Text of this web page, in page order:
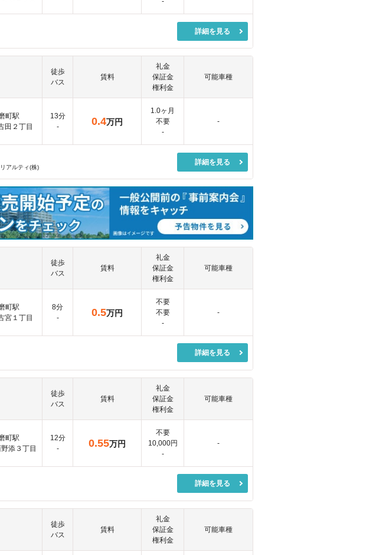
詳細を見る
徒歩
バス
賃料
礼金
保証金
権利金
可能車種
町駅
田２丁目
13分
-
0.4万円
1.0ヶ月
不要
-
-
アルティ(株)
詳細を見る
徒歩
バス
賃料
礼金
保証金
権利金
可能車種
町駅
宮１丁目
8分
-
0.5万円
不要
不要
-
-
詳細を見る
徒歩
バス
賃料
礼金
保証金
権利金
可能車種
町駅
添３丁目
12分
-
0.55万円
不要
10,000円
-
-
詳細を見る
徒歩
バス
賃料
礼金
保証金
権利金
可能車種